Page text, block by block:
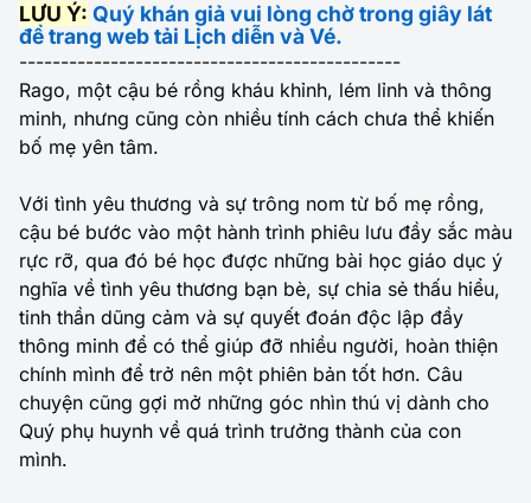
LƯU Ý: Quý khán giả vui lòng chờ trong giây lát
để trang web tải Lịch diễn và Vé.
----------------------------------------------
Rago, một cậu bé rồng kháu khỉnh, lém lỉnh và thông
minh, nhưng cũng còn nhiều tính cách chưa thể khiến
bố mẹ yên tâm.
Với tình yêu thương và sự trông nom từ bố mẹ rồng,
cậu bé bước vào một hành trình phiêu lưu đầy sắc màu
rực rỡ, qua đó bé học được những bài học giáo dục ý
nghĩa về tình yêu thương bạn bè, sự chia sẻ thấu hiểu,
tinh thần dũng cảm và sự quyết đoán độc lập đầy
thông minh để có thể giúp đỡ nhiều người, hoàn thiện
chính mình để trở nên một phiên bản tốt hơn. Câu
chuyện cũng gợi mở những góc nhìn thú vị dành cho
Quý phụ huynh về quá trình trưởng thành của con
mình.